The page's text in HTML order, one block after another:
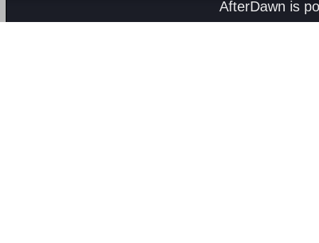
AfterDawn is